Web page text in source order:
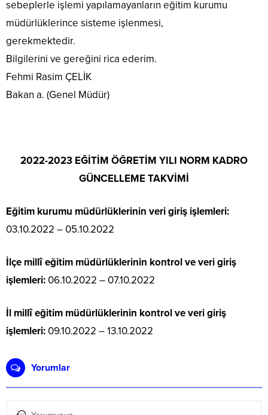
sebeplerle işlemi yapılamayanların eğitim kurumu
müdürlüklerince sisteme işlenmesi,
gerekmektedir.
Bilgilerini ve gereğini rica ederim.
Fehmi Rasim ÇELİK
Bakan a. (Genel Müdür)
2022-2023 EĞİTİM ÖĞRETİM YILI NORM KADRO
GÜNCELLEME TAKVİMİ
Eğitim kurumu müdürlüklerinin veri giriş işlemleri:
03.10.2022 – 05.10.2022
İlçe millî eğitim müdürlüklerinin kontrol ve veri giriş
işlemleri: 06.10.2022 – 07.10.2022
İl millî eğitim müdürlüklerinin kontrol ve veri giriş
işlemleri: 09.10.2022 – 13.10.2022
Yorumlar